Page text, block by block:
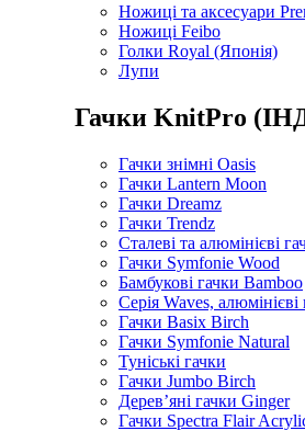
Ножиці та аксесуари
Ножиці Feibo
Голки Royal (Японія)
Лупи
Гачки KnitPro
Гачки знімні Oasis
Гачки Lantern Moon
Гачки Dreamz
Гачки Trendz
Сталеві та алюмінієві
Гачки Symfonie Wood
Бамбукові гачки Bamboo
Серія Waves, алюмінієві
Гачки Basix Birch
Гачки Symfonie Natural
Туніські гачки
Гачки Jumbo Birch
Дерев’яні гачки Ginger
Гачки Spectra Flair